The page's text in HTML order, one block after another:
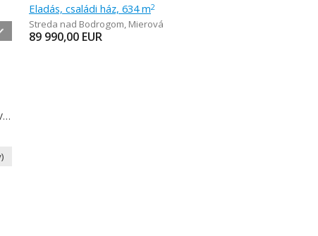
Eladás, családi ház, 634 m2
Streda nad Bodrogom, Mierová
89 990,00 EUR